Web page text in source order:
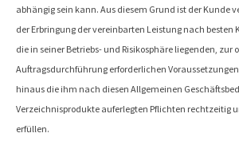
abhängig sein kann. Aus diesem Grund ist der Kunde
der Erbringung der vereinbarten Leistung nach besten
die in seiner Betriebs- und Risikosphäre liegenden, zur
Auftragsdurchführung erforderlichen
hinaus die ihm nach diesen Allgemeinen
Verzeichnisprodukte auferlegten Pflichten rechtzeitig
erfüllen.